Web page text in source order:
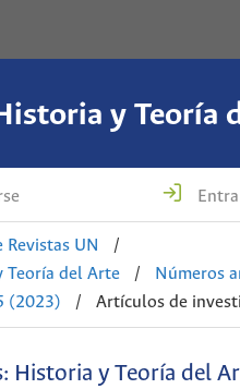
y Teoría
Revistas UN
/
Teoría del Arte
/
Números
(2023) / Artículos de
Historia y Teoría del